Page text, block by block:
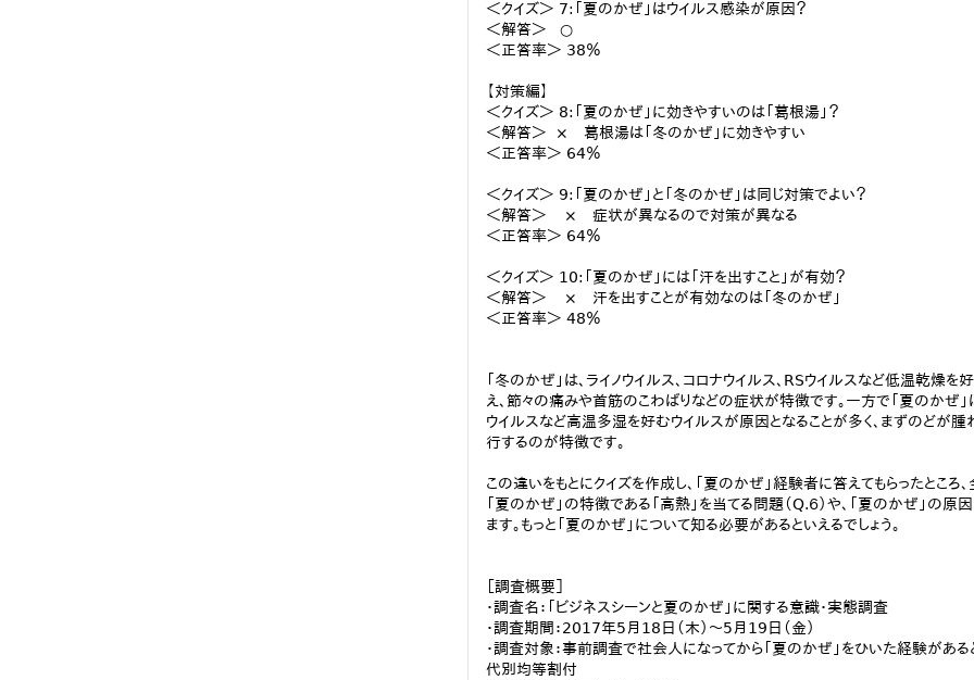
＜クイズ＞ 7:「夏のかぜ」はウイルス感染が原因？
＜解答＞ ○
＜正答率＞ 38％
【対策編】
＜クイズ＞ 8:「夏のかぜ」に効きやすいのは「葛根湯」？
＜解答＞ × 葛根湯は「冬のかぜ」に効きやすい
＜正答率＞ 64％
＜クイズ＞ 9:「夏のかぜ」と「冬のかぜ」は同じ対策でよい？
＜解答＞ × 症状が異なるので対策が異なる
＜正答率＞ 64％
＜クイズ＞ 10:「夏のかぜ」には「汗を出すこと」が有効？
＜解答＞ × 汗を出すことが有効なのは「冬のかぜ」
＜正答率＞ 48％
「冬のかぜ」は、ライノウイルス、コロナウイルス、RSウイルスなど低温乾燥
え、節々の痛みや首筋のこわばりなどの症状が特徴です。一方で「夏のかぜ」
ウイルスなど高温多湿を好むウイルスが原因となることが多く、まずのどが
行するのが特徴です。
この違いをもとにクイズを作成し、「夏のかぜ」経験者に答えてもらったところ
「夏のかぜ」の特徴である「高熱」を当てる問題（Q.６）や、「夏のかぜ」の
ます。もっと「夏のかぜ」について知る必要があるといえるでしょう。
［調査概要］
・調査名：「ビジネスシーンと夏のかぜ」に関する意識・実態調査
・調査期間：2017年5月18日（木）～5月19日（金）
・調査対象：事前調査で社会人になってから「夏のかぜ」をひいた経験
代別均等割付